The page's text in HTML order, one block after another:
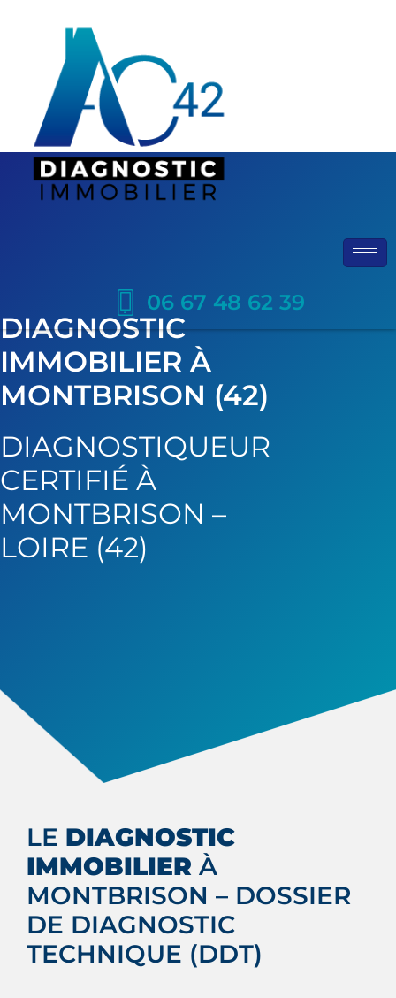
06 67 48 62 39
DIAGNOSTIC
IMMOBILIER À
MONTBRISON (42)
DIAGNOSTIQUEUR
CERTIFIÉ À
MONTBRISON –
LOIRE (42)
LE DIAGNOSTIC
IMMOBILIER À
MONTBRISON – DOSSIER
DE DIAGNOSTIC
TECHNIQUE (DDT)